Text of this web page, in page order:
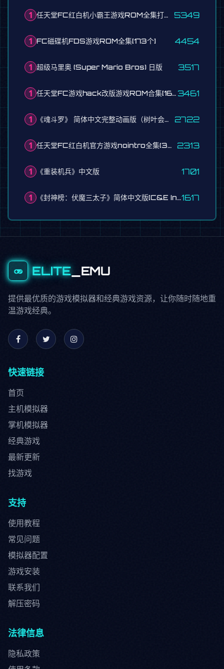
1 任天堂FC红白机小霸王游戏ROM全集打包下载共2003款[234MB] 5349
1 FC磁碟机FDS游戏ROM全集[173个] 4454
1 超级马里奥 (Super Mario Bros) 日版 3517
1 任天堂FC游戏hack改版游戏ROM合集[1673个]3461
1 《魂斗罗》 简体中文完整动画版（树叶会动） 2722
1 任天堂FC红白机官方游戏nointro全集(3220个) 2313
1 《重装机兵》中文版 1701
1 《封神榜：伏魔三太子》简体中文版[C&E Inc](CN)[RPG](8Mb)1617
ELITE _EMU
提供最优质的游戏模拟器和经典游戏资源，让你随时随地重
温游戏经典。
快速链接
首页
主机模拟器
掌机模拟器
经典游戏
最新更新
找游戏
支持
使用教程
常见问题
模拟器配置
游戏安装
联系我们
解压密码
法律信息
隐私政策